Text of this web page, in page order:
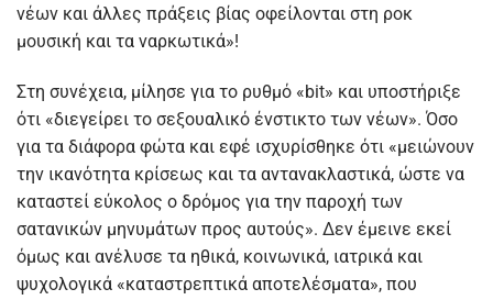
νέων και άλλες πράξεις βίας οφείλονται στη ροκ
μουσική και τα ναρκωτικά»!
Στη συνέχεια, μίλησε για το ρυθμό «bit» και υποστήριξε
ότι «διεγείρει το σεξουαλικό ένστικτο των νέων». Όσο
για τα διάφορα φώτα και εφέ ισχυρίσθηκε ότι «μειώνουν
την ικανότητα κρίσεως και τα αντανακλαστικά, ώστε να
καταστεί εύκολος ο δρόμος για την παροχή των
σατανικών μηνυμάτων προς αυτούς». Δεν έμεινε εκεί
όμως και ανέλυσε τα ηθικά, κοινωνικά, ιατρικά και
ψυχολογικά «καταστρεπτικά αποτελέσματα», που